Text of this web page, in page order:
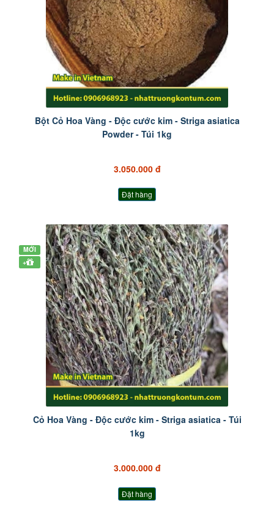
Bột Cỏ Hoa Vàng - Độc cước kim - Striga asiatica
Powder - Túi 1kg
3.050.000 đ
Đặt hàng
MỚI
+
Cỏ Hoa Vàng - Độc cước kim - Striga asiatica - Túi
1kg
3.000.000 đ
Đặt hàng